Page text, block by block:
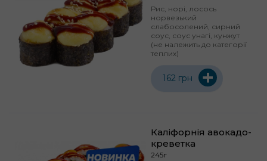
Рис, норі, лосось
норвезький
слабосолений, сирний
соус, соус унагі, кунжут
(не належить до категорії
теплих)
162 грн +
Каліфорнія авокадо-
креветка
245г